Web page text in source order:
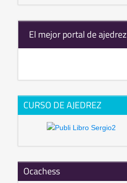
El mejor portal de ajedrez
CURSO DE AJEDREZ
Ocachess